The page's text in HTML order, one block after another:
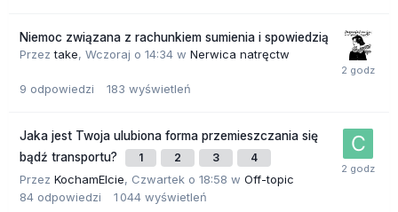
Niemoc związana z rachunkiem sumienia i spowiedzią
Przeztake, Wczoraj o 14:34 w Nerwica natręctw
9 odpowiedzi 183 wyświetleń
Jaka jest Twoja ulubiona forma przemieszczania się
bądź transportu?
1 2 3 4
Przez KochamElcie, Czwartek o 18:58 w Off-topic
84 odpowiedzi 1 044 wyświetleń